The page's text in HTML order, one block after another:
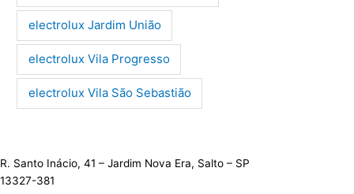
electrolux Jardim União
electrolux Vila Progresso
electrolux Vila São Sebastião
R. Santo Inácio, 41 – Jardim Nova Era, Salto – SP
13327-381